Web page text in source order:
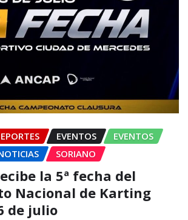
EVENTOS
EVENTOS
SORIANO
la 5ª fecha del
Nacional de Karting
de julio